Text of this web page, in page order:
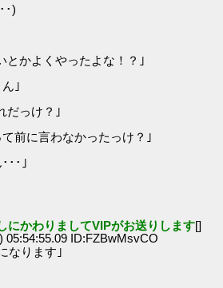
･)
とかよくやったよな！？｣
｣
だっけ？｣
前に言わなかったっけ？｣
･･｣
にかわりましてVIPがお送りします[]
05:54:55.09 ID:FZBwMsvCO
なります｣